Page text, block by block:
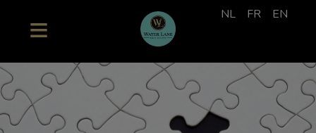
NL FR EN